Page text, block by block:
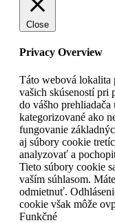
Close
Privacy Overview
Táto webová lokalita
vašich skúseností pri
do vášho
kategorizované ako
fungovanie
aj súbory cookie
analyzovať a
Tieto súbory cookie
vaším súhlasom.
odmietnuť.
cookie však môže
Funkčné